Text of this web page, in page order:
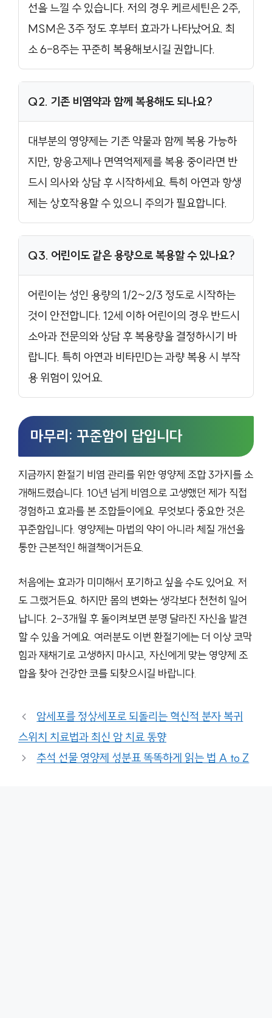
선을 느낄 수 있습니다. 저의 경우 케르세틴은 2주,
MSM은 3주 정도 후부터 효과가 나타났어요. 최
소 6-8주는 꾸준히 복용해보시길 권합니다.
Q2. 기존 비염약과 함께 복용해도 되나요?
대부분의 영양제는 기존 약물과 함께 복용 가능하
지만, 항응고제나 면역억제제를 복용 중이라면 반
드시 의사와 상담 후 시작하세요. 특히 아연과 항생
제는 상호작용할 수 있으니 주의가 필요합니다.
Q3. 어린이도 같은 용량으로 복용할 수 있나요?
어린이는 성인 용량의 1/2~2/3 정도로 시작하는
것이 안전합니다. 12세 이하 어린이의 경우 반드시
소아과 전문의와 상담 후 복용량을 결정하시기 바
랍니다. 특히 아연과 비타민D는 과량 복용 시 부작
용 위험이 있어요.
마무리: 꾸준함이 답입니다
지금까지 환절기 비염 관리를 위한 영양제 조합 3가지를 소
개해드렸습니다. 10년 넘게 비염으로 고생했던 제가 직접
경험하고 효과를 본 조합들이에요. 무엇보다 중요한 것은
꾸준함입니다. 영양제는 마법의 약이 아니라 체질 개선을
통한 근본적인 해결책이거든요.
처음에는 효과가 미미해서 포기하고 싶을 수도 있어요. 저
도 그랬거든요. 하지만 몸의 변화는 생각보다 천천히 일어
납니다. 2-3개월 후 돌이켜보면 분명 달라진 자신을 발견
할 수 있을 거예요. 여러분도 이번 환절기에는 더 이상 코막
힘과 재채기로 고생하지 마시고, 자신에게 맞는 영양제 조
합을 찾아 건강한 코를 되찾으시길 바랍니다.
암세포를 정상세포로 되돌리는 혁신적 분자 복귀
스위치 치료법과 최신 암 치료 동향
추석 선물 영양제 성분표 똑똑하게 읽는 법 A to Z